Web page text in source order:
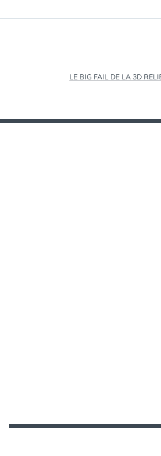
LE BIG FAIL DE LA 3D